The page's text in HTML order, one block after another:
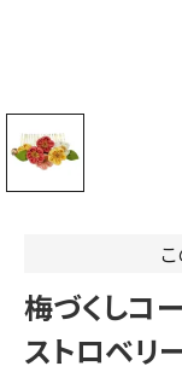
梅づくしコ
ストロベリ